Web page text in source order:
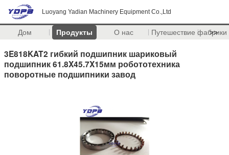
Luoyang Yadian Machinery Equipment Co.,Ltd
Дом Продукты О нас Путешествие фабрики
>>
3E818KAT2 гибкий подшипник шариковый
подшипник 61.8X45.7X15мм робототехника
поворотные подшипники завод